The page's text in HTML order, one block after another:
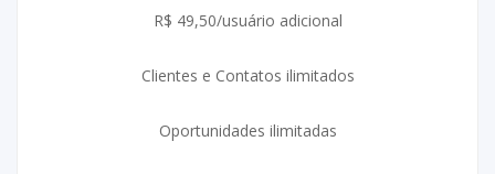
R$ 49,50/usuário adicional
Clientes e Contatos ilimitados
Oportunidades ilimitadas